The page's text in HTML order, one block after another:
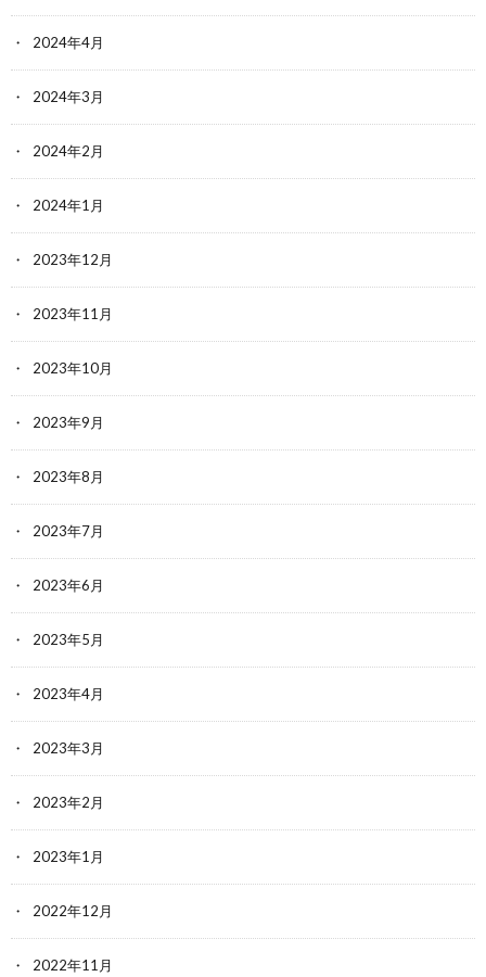
2024年4月
2024年3月
2024年2月
2024年1月
2023年12月
2023年11月
2023年10月
2023年9月
2023年8月
2023年7月
2023年6月
2023年5月
2023年4月
2023年3月
2023年2月
2023年1月
2022年12月
2022年11月